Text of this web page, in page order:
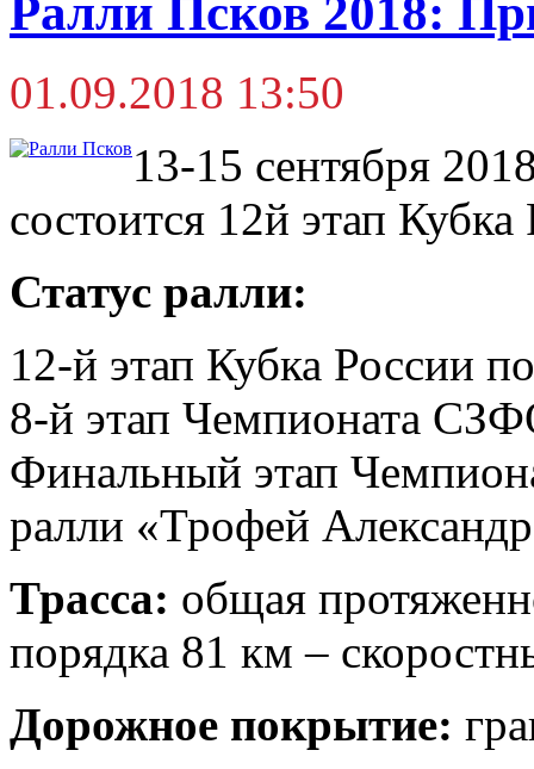
Ралли Псков 2018:
01.09.2018 13:50
13-15 сентября
состоится 12й этап
Статус ралли:
12-й этап Кубка России
8-й этап Чемпионата
Финальный этап
ралли «Трофей
Трасса: общая
порядка 81 км –
Дорожное покрытие: